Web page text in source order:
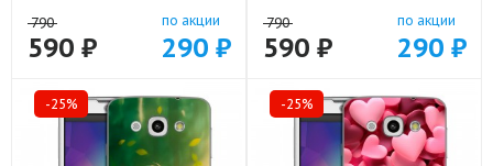
790
590 ₽
по акции
290 ₽
790
590 ₽
по акции
290 ₽
-25% -25%